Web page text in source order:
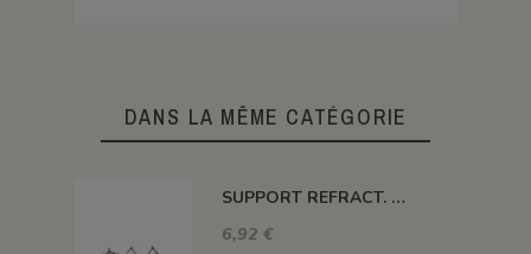
DANS LA MÊME CATÉGORIE
SUPPORT REFRACT. DOUBLE ROND Ø 100 MM 1260°C
6,92 €